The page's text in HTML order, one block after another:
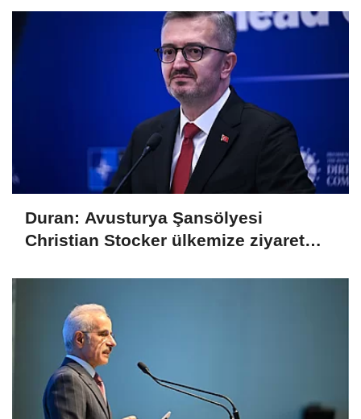
Duran: Avusturya Şansölyesi
Christian Stocker ülkemize ziyaret